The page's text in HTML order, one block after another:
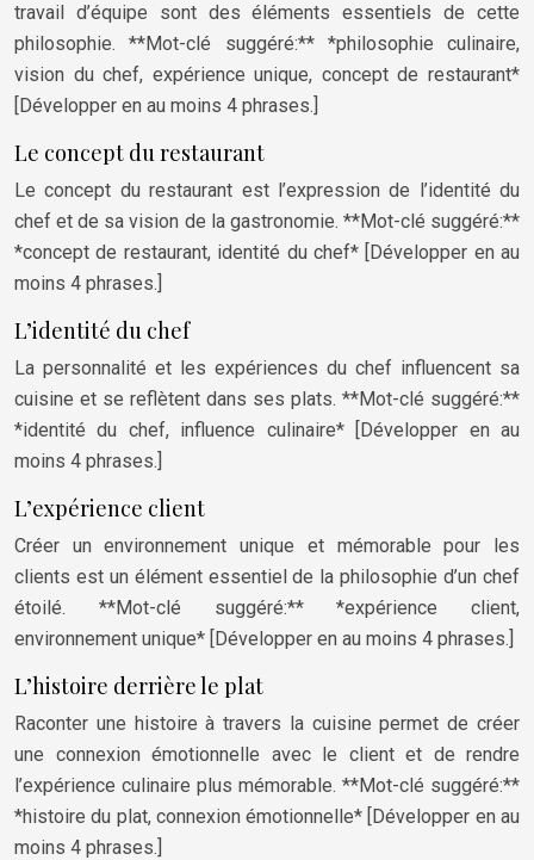
travail d’équipe sont des éléments essentiels de cette
philosophie. **Mot-clé suggéré:** *philosophie culinaire,
vision du chef, expérience unique, concept de restaurant*
[Développer en au moins 4 phrases.]
Le concept du restaurant
Le concept du restaurant est l’expression de l’identité du
chef et de sa vision de la gastronomie. **Mot-clé suggéré:**
*concept de restaurant, identité du chef* [Développer en au
moins 4 phrases.]
L’identité du chef
La personnalité et les expériences du chef influencent sa
cuisine et se reflètent dans ses plats. **Mot-clé suggéré:**
*identité du chef, influence culinaire* [Développer en au
moins 4 phrases.]
L’expérience client
Créer un environnement unique et mémorable pour les
clients est un élément essentiel de la philosophie d’un chef
étoilé. **Mot-clé suggéré:** *expérience client,
environnement unique* [Développer en au moins 4 phrases.]
L’histoire derrière le plat
Raconter une histoire à travers la cuisine permet de créer
une connexion émotionnelle avec le client et de rendre
l’expérience culinaire plus mémorable. **Mot-clé suggéré:**
*histoire du plat, connexion émotionnelle* [Développer en au
moins 4 phrases.]